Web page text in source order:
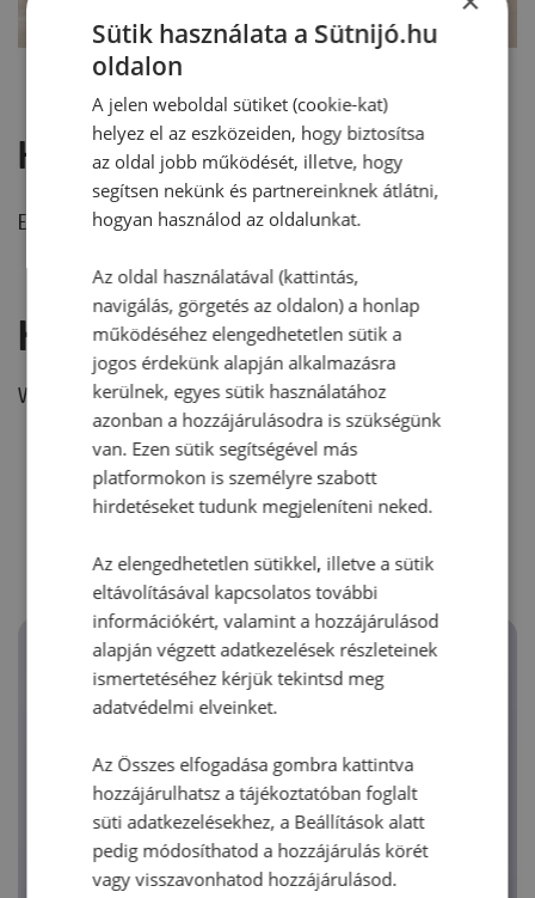
Hozzászólások
Ehhez a recepthez még nem érkezett hozzászólás.
Hozzászólás írása
Vélemény írásához, kérjük,jelentkezz be!
RECEPTAJÁNLÓ
Sütik használata a Sütnijó.hu
oldalon
A jelen weboldal sütiket (cookie-kat)
helyez el az eszközeiden, hogy biztosítsa
az oldal jobb működését, illetve, hogy
segítsen nekünk és partnereinknek átlátni,
hogyan használod az oldalunkat.
Az oldal használatával (kattintás,
navigálás, görgetés az oldalon) a honlap
működéséhez elengedhetetlen sütik a
jogos érdekünk alapján alkalmazásra
kerülnek, egyes sütik használatához
azonban a hozzájárulásodra is szükségünk
van. Ezen sütik segítségével más
platformokon is személyre szabott
hirdetéseket tudunk megjeleníteni neked.
Az elengedhetetlen sütikkel, illetve a sütik
eltávolításával kapcsolatos további
információkért, valamint a hozzájárulásod
alapján végzett adatkezelések részleteinek
ismertetéséhez kérjük tekintsd meg
adatvédelmi elveinket.
Az Összes elfogadása gombra kattintva
hozzájárulhatsz a tájékoztatóban foglalt
süti adatkezelésekhez, a Beállítások alatt
pedig módosíthatod a hozzájárulás körét
vagy visszavonhatod hozzájárulásod.